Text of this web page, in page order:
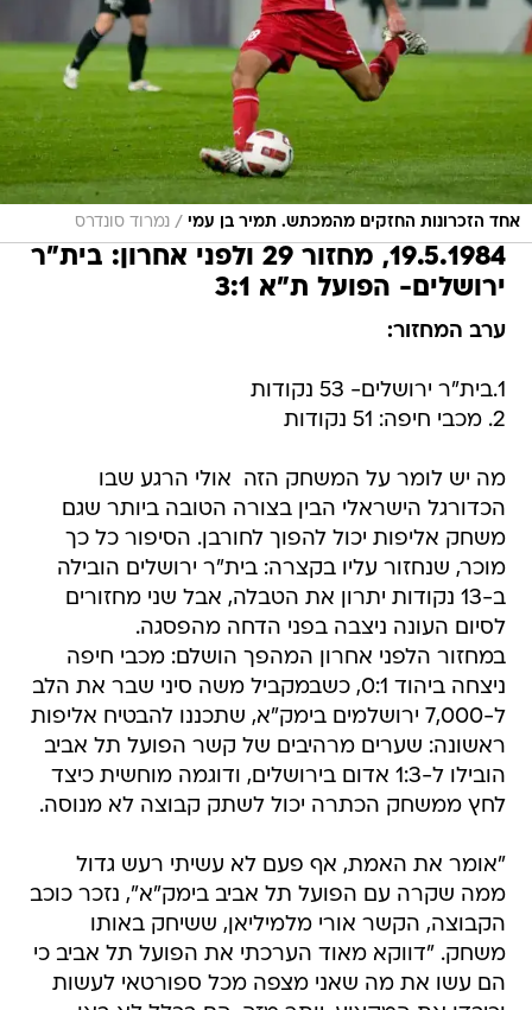
אחד הזכרונות החזקים מהמכתש. תמיר בן עמי / נמרוד סונדרס
19.5.1984, מחזור 29 ולפני אחרון: בית"ר
ירושלים- הפועל ת"א 3:1
ערב המחזור:
1.בית"ר ירושלים- 53 נקודות
2. מכבי חיפה: 51 נקודות
מה יש לומר על המשחק הזה  אולי הרגע שבו
הכדורגל הישראלי הבין בצורה הטובה ביותר שגם
משחק אליפות יכול להפוך לחורבן. הסיפור כל כך
מוכר, שנחזור עליו בקצרה: בית"ר ירושלים הובילה
ב-13 נקודות יתרון את הטבלה, אבל שני מחזורים
לסיום העונה ניצבה בפני הדחה מהפסגה.
במחזור הלפני אחרון המהפך הושלם: מכבי חיפה
ניצחה ביהוד 0:1, כשבמקביל משה סיני שבר את הלב
ל-7,000 ירושלמים בימק"א, שתכננו להבטיח אליפות
ראשונה: שערים מרהיבים של קשר הפועל תל אביב
הובילו ל-1:3 אדום בירושלים, ודוגמה מוחשית כיצד
לחץ ממשחק הכתרה יכול לשתק קבוצה לא מנוסה.
"אומר את האמת, אף פעם לא עשיתי רעש גדול
ממה שקרה עם הפועל תל אביב בימק"א", נזכר כוכב
הקבוצה, הקשר אורי מלמיליאן, ששיחק באותו
משחק. "דווקא מאוד הערכתי את הפועל תל אביב כי
הם עשו את מה שאני מצפה מכל ספורטאי לעשות